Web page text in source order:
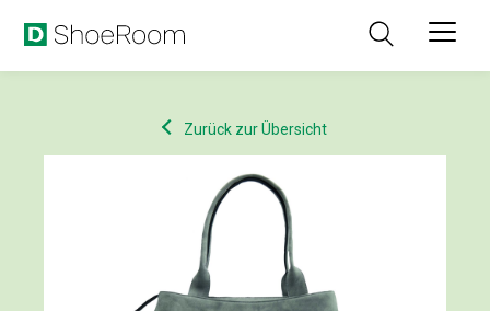
Zurück zur Übersicht